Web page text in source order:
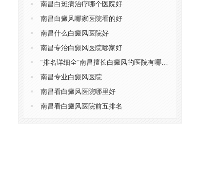
南昌白斑病治疗哪个医院好
南昌白癜风哪家医院看的好
南昌什么白癜风医院好
南昌专治白癜风医院哪家好
“排名详细全”南昌擅长白癜风的医院有哪些-南昌哪个白癜风医院排名
南昌专业白癜风医院
南昌看白癜风医院哪里好
南昌看白癜风医院前五排名